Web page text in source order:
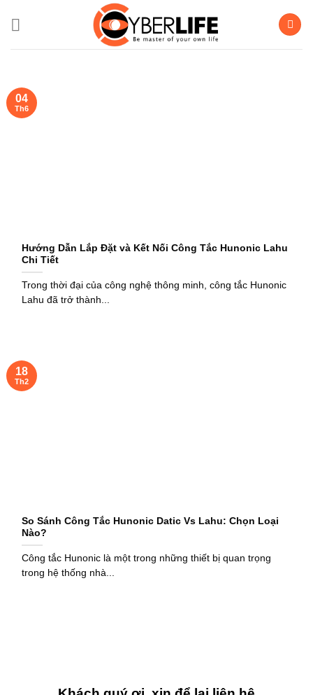
Hướng Dẫn Lắp Đặt và Kết Nối Công Tắc Hunonic Lahu
Chi Tiết
Trong thời đại của công nghệ thông minh, công tắc Hunonic
Lahu đã trở thành...
04
Th6
So Sánh Công Tắc Hunonic Datic Vs Lahu: Chọn Loại
Nào?
Công tắc Hunonic là một trong những thiết bị quan trọng
trong hệ thống nhà...
18
Th2